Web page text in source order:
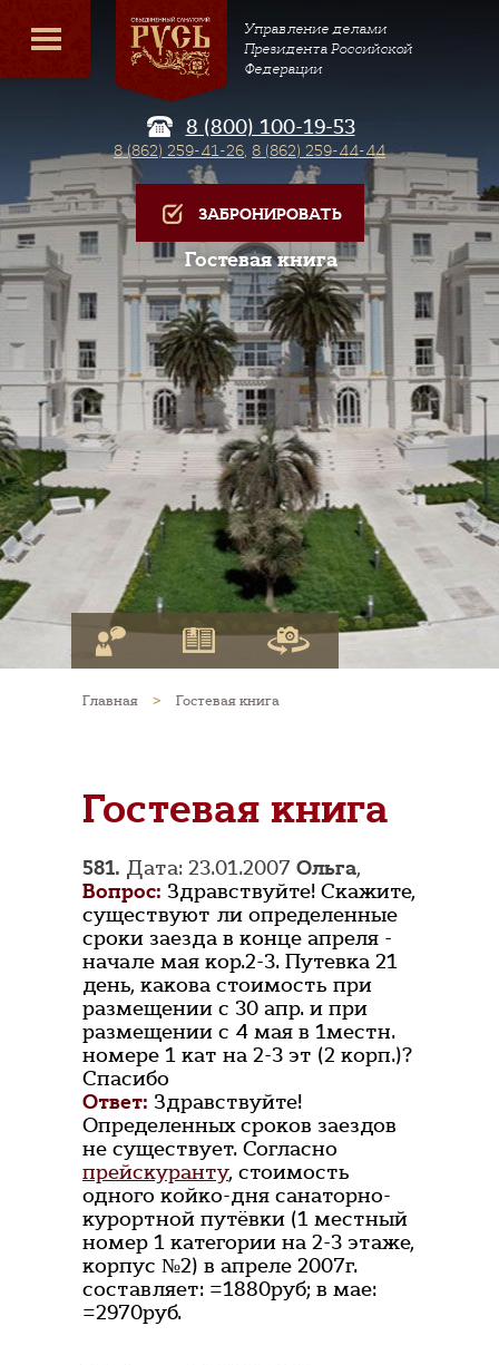
Управление делами
Президента Российской
Федерации
8 (800) 100-19-53
8 (862) 259-41-26, 8 (862) 259-44-44
ЗАБРОНИРОВАТЬ
Гостевая книга
Главная > Гостевая книга
Гостевая книга
581. Дата: 23.01.2007 Ольга,
Вопрос: Здравствуйте! Скажите,
существуют ли определенные
сроки заезда в конце апреля -
начале мая кор.2-3. Путевка 21
день, какова стоимость при
размещении с 30 апр. и при
размещении с 4 мая в 1местн.
номере 1 кат на 2-3 эт (2 корп.)?
Спасибо
Ответ: Здравствуйте!
Определенных сроков заездов
не существует. Согласно
прейскуранту, стоимость
одного койко-дня санаторно-
курортной путёвки (1 местный
номер 1 категории на 2-3 этаже,
корпус №2) в апреле 2007г.
составляет: =1880руб; в мае:
=2970руб.